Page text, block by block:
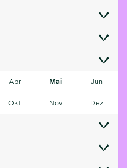
Apr Mai Jun
Okt Nov Dez